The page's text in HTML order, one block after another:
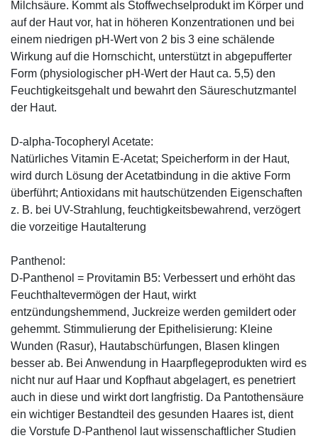
Milchsäure. Kommt als Stoffwechselprodukt im Körper und
auf der Haut vor, hat in höheren Konzentrationen und bei
einem niedrigen pH-Wert von 2 bis 3 eine schälende
Wirkung auf die Hornschicht, unterstützt in abgepufferter
Form (physiologischer pH-Wert der Haut ca. 5,5) den
Feuchtigkeitsgehalt und bewahrt den Säureschutzmantel
der Haut.
D-alpha-Tocopheryl Acetate:
Natürliches Vitamin E-Acetat; Speicherform in der Haut,
wird durch Lösung der Acetatbindung in die aktive Form
überführt; Antioxidans mit hautschützenden Eigenschaften
z. B. bei UV-Strahlung, feuchtigkeitsbewahrend, verzögert
die vorzeitige Hautalterung
Panthenol:
D-Panthenol = Provitamin B5: Verbessert und erhöht das
Feuchthaltevermögen der Haut, wirkt
entzündungshemmend, Juckreize werden gemildert oder
gehemmt. Stimmulierung der Epithelisierung: Kleine
Wunden (Rasur), Hautabschürfungen, Blasen klingen
besser ab. Bei Anwendung in Haarpflegeprodukten wird es
nicht nur auf Haar und Kopfhaut abgelagert, es penetriert
auch in diese und wirkt dort langfristig. Da Pantothensäure
ein wichtiger Bestandteil des gesunden Haares ist, dient
die Vorstufe D-Panthenol laut wissenschaftlicher Studien